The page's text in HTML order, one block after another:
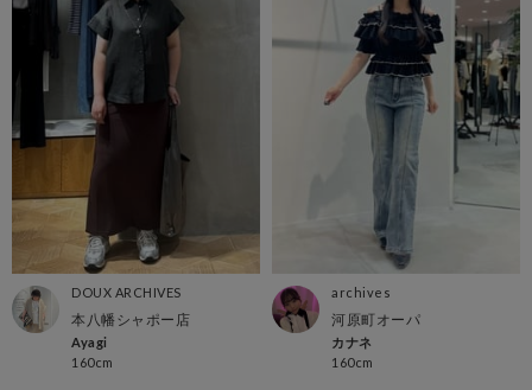
DOUX ARCHIVES
本八幡シャポー店
Ayagi
160cm
archives
河原町オーパ
カナネ
160cm